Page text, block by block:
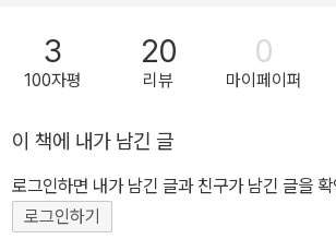
녀』(1905), 『비밀의 화원』(1911) 등의 작품들
었다. 또한 이 세 소설을 포함한 자신의 작품들
욕의 연극 무대에 올려 흥행에 성공했다. 버넷
욕 주에 있는 자택에서 생을 마감했다.
름 아닌 ‘이야기’였다. 타고난 이야기꾼으로 상
는 남루한 현실을 잊기 위해 새로운 세상과 사
기를 지어 내기 시작했다. 그 이야기들은 친구들
어 소녀를 유명 작가로 만들어 주었다. 한 편의
인생의 주인공은 바로 최고의 여성 작가로 불리
버넷이다. 영국 빅토리아 시대에 활동하며 풍부
이야기로 성인과 어린이 독자들의 사랑을 받았
3
100자평
20
리뷰
0
마이페이퍼
이 책에 내가 남긴 글
로그인하면 내가 남긴 글과 친구가 남긴 글을
로그인하기